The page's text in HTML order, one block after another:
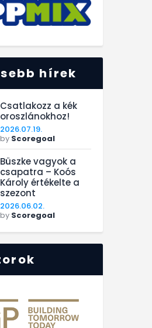
hírek
Csatlakozz a kék
oroszlánokhoz!
2026.07.19.
by Scoregoal
Büszke vagyok a
csapatra – Koós
Károly értékelte a
szezont
2026.06.02.
by Scoregoal